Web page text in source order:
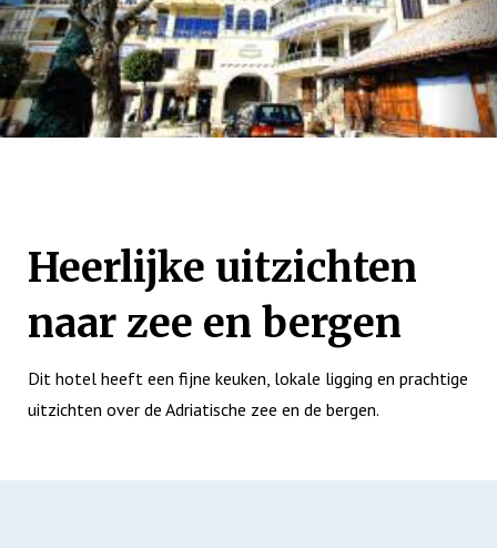
Heerlijke uitzichten
naar zee en bergen
Dit hotel heeft een fijne keuken, lokale ligging en prachtige
uitzichten over de Adriatische zee en de bergen.